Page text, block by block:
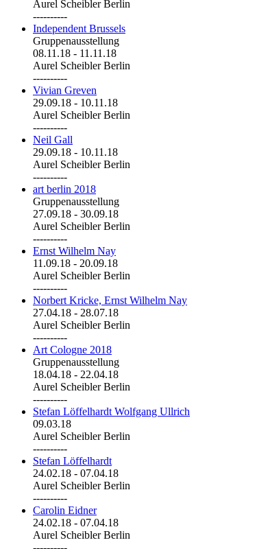
Aurel Scheibler Berlin
----------
Independent Brussels
Gruppenausstellung
08.11.18 - 11.11.18
Aurel Scheibler Berlin
----------
Vivian Greven
29.09.18 - 10.11.18
Aurel Scheibler Berlin
----------
Neil Gall
29.09.18 - 10.11.18
Aurel Scheibler Berlin
----------
art berlin 2018
Gruppenausstellung
27.09.18 - 30.09.18
Aurel Scheibler Berlin
----------
Ernst Wilhelm Nay
11.09.18 - 20.09.18
Aurel Scheibler Berlin
----------
Norbert Kricke, Ernst Wilhelm Nay
27.04.18 - 28.07.18
Aurel Scheibler Berlin
----------
Art Cologne 2018
Gruppenausstellung
18.04.18 - 22.04.18
Aurel Scheibler Berlin
----------
Stefan Löffelhardt Wolfgang Ullrich
09.03.18
Aurel Scheibler Berlin
----------
Stefan Löffelhardt
24.02.18 - 07.04.18
Aurel Scheibler Berlin
----------
Carolin Eidner
24.02.18 - 07.04.18
Aurel Scheibler Berlin